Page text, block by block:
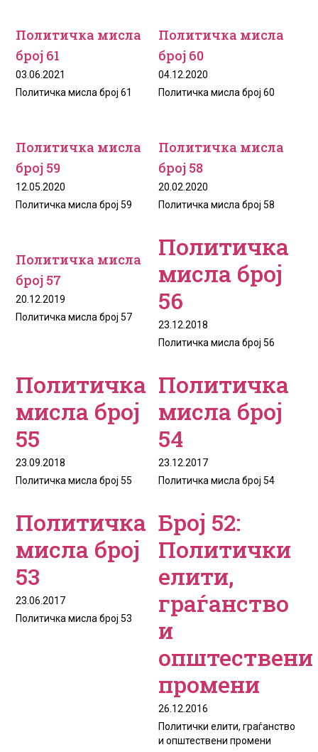
Политичка мисла
број 61
03.06.2021
Политичка мисла број 61
Политичка мисла
број 60
04.12.2020
Политичка мисла број 60
Политичка мисла
број 59
12.05.2020
Политичка мисла број 59
Политичка мисла
број 58
20.02.2020
Политичка мисла број 58
Политичка мисла
број 57
20.12.2019
Политичка мисла број 57
Политичка
мисла број
56
23.12.2018
Политичка мисла број 56
Политичка
мисла број
55
23.09.2018
Политичка мисла број 55
Политичка
мисла број
54
23.12.2017
Политичка мисла број 54
Политичка
мисла број
53
23.06.2017
Политичка мисла број 53
Број 52:
Политички
елити,
граѓанство
и
општествени
промени
26.12.2016
Политички елити, граѓанство
и општествени промени